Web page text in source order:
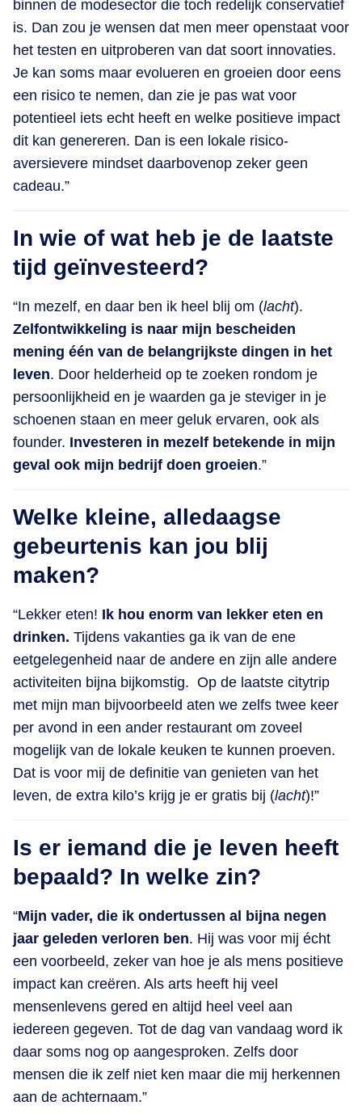
binnen de modesector die toch redelijk conservatief
is. Dan zou je wensen dat men meer openstaat voor
het testen en uitproberen van dat soort innovaties.
Je kan soms maar evolueren en groeien door eens
een risico te nemen, dan zie je pas wat voor
potentieel iets echt heeft en welke positieve impact
dit kan genereren. Dan is een lokale risico-
aversievere mindset daarbovenop zeker geen
cadeau.”
In wie of wat heb je de laatste
tijd geïnvesteerd?
“In mezelf, en daar ben ik heel blij om (lacht).
Zelfontwikkeling is naar mijn bescheiden
mening één van de belangrijkste dingen in het
leven. Door helderheid op te zoeken rondom je
persoonlijkheid en je waarden ga je steviger in je
schoenen staan en meer geluk ervaren, ook als
founder. Investeren in mezelf betekende in mijn
geval ook mijn bedrijf doen groeien.”
Welke kleine, alledaagse
gebeurtenis kan jou blij
maken?
“Lekker eten! Ik hou enorm van lekker eten en
drinken. Tijdens vakanties ga ik van de ene
eetgelegenheid naar de andere en zijn alle andere
activiteiten bijna bijkomstig. Op de laatste citytrip
met mijn man bijvoorbeeld aten we zelfs twee keer
per avond in een ander restaurant om zoveel
mogelijk van de lokale keuken te kunnen proeven.
Dat is voor mij de definitie van genieten van het
leven, de extra kilo’s krijg je er gratis bij (lacht)!”
Is er iemand die je leven heeft
bepaald? In welke zin?
“Mijn vader, die ik ondertussen al bijna negen
jaar geleden verloren ben. Hij was voor mij écht
een voorbeeld, zeker van hoe je als mens positieve
impact kan creëren. Als arts heeft hij veel
mensenlevens gered en altijd heel veel aan
iedereen gegeven. Tot de dag van vandaag word ik
daar soms nog op aangesproken. Zelfs door
mensen die ik zelf niet ken maar die mij herkennen
aan de achternaam.”